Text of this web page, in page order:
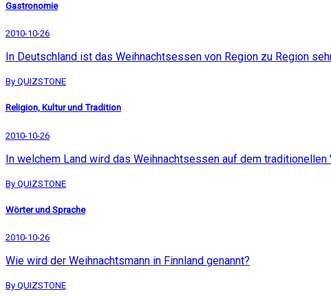
Gastronomie
2010-10-26
In Deutschland ist das Weihnachtsessen von Region zu Region
By QUIZSTONE
Religion, Kultur und Tradition
2010-10-26
In welchem Land wird das Weihnachtsessen auf dem traditionellen
By QUIZSTONE
Wörter und Sprache
2010-10-26
Wie wird der Weihnachtsmann in Finnland genannt?
By QUIZSTONE